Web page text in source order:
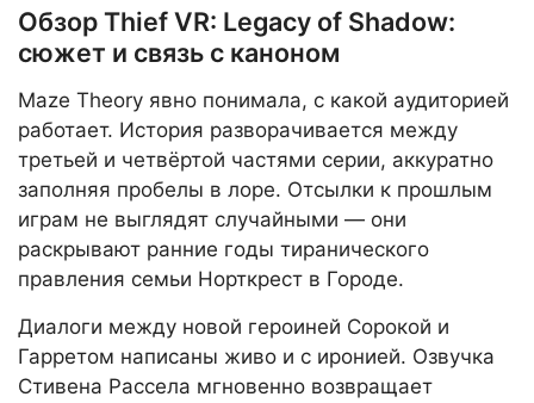
Обзор Thief VR: Legacy of Shadow:
сюжет и связь с каноном
Maze Theory явно понимала, с какой аудиторией
работает. История разворачивается между
третьей и четвёртой частями серии, аккуратно
заполняя пробелы в лоре. Отсылки к прошлым
играм не выглядят случайными — они
раскрывают ранние годы тиранического
правления семьи Норткрест в Городе.
Диалоги между новой героиней Сорокой и
Гарретом написаны живо и с иронией. Озвучка
Стивена Рассела мгновенно возвращает